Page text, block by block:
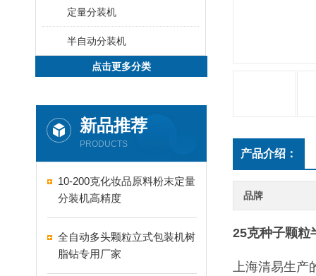
定量分装机
半自动分装机
点击更多分类
新品推荐
PRODUCTS
10-200克化妆品原料粉末定量
分装机高精度
全自动多头颗粒立式包装机树
脂钻专用厂家
产品介绍：
品牌
25克种子颗粒
上海清易生产